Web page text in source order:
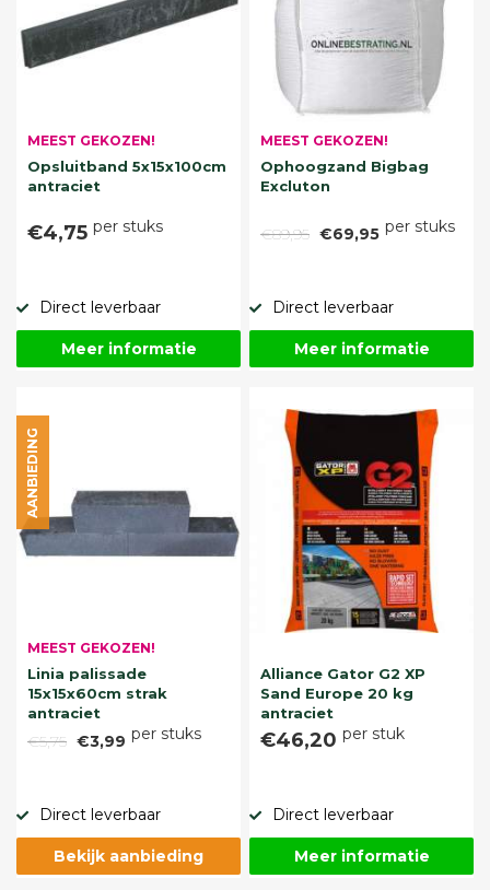
MEEST GEKOZEN!
Opsluitband 5x15x100cm
antraciet
€4,75 per stuks
Direct leverbaar
Meer informatie
MEEST GEKOZEN!
Ophoogzand Bigbag
Excluton
€89,95 €69,95 per stuks
Direct leverbaar
Meer informatie
MEEST GEKOZEN!
Linia palissade
15x15x60cm strak
antraciet
€5,75 €3,99 per stuks
AANBIEDING
Direct leverbaar
Bekijk aanbieding
Alliance Gator G2 XP
Sand Europe 20 kg
antraciet
€46,20 per stuk
Direct leverbaar
Meer informatie